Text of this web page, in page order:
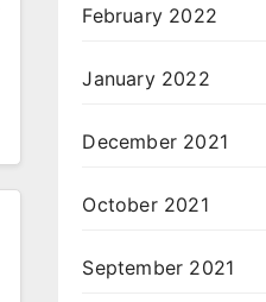
February 2022
January 2022
December 2021
October 2021
September 2021